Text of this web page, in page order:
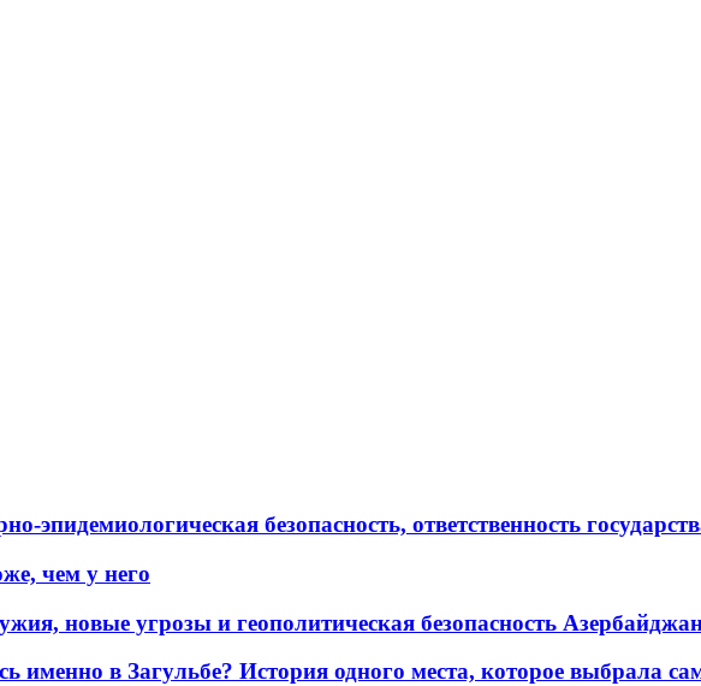
эпидемиологическая безопасность, ответственность
чем у него
новые угрозы и геополитическая безопасность
именно в Загульбе? История одного места, которое выбрала